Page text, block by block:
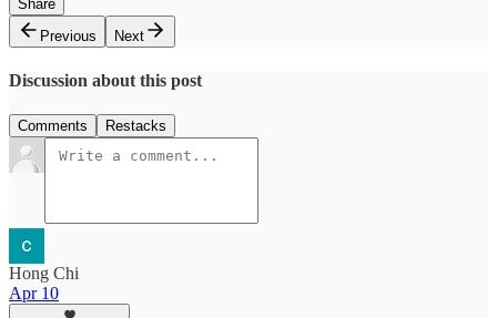
Share
Previous
Next
Discussion about this post
Comments Restacks
Hong Chi
Apr 10